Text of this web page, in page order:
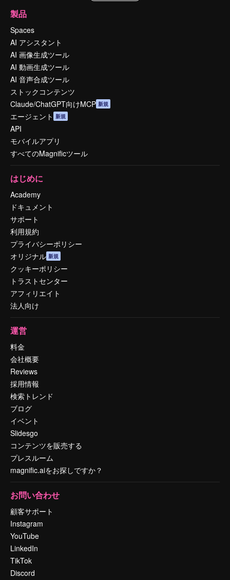
製品
Spaces
AI アシスタント
AI 画像生成ツール
AI 動画生成ツール
AI 音声合成ツール
ストックコンテンツ
Claude/ChatGPT向けMCP 新規
エージェント 新規
API
モバイルアプリ
すべてのMagnificツール
はじめに
Academy
ドキュメント
サポート
利用規約
プライバシーポリシー
オリジナル 新規
クッキーポリシー
トラストセンター
アフィリエイト
法人向け
運営
料金
会社概要
Reviews
採用情報
検索トレンド
ブログ
イベント
Slidesgo
コンテンツを販売する
プレスルーム
magnific.aiをお探しですか？
お問い合わせ
顧客サポート
Instagram
YouTube
LinkedIn
TikTok
Discord